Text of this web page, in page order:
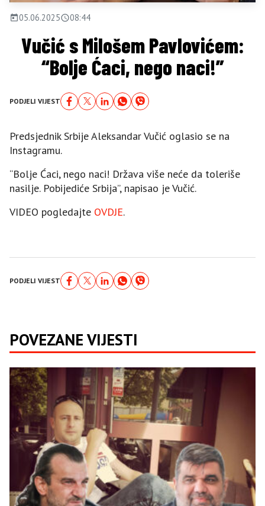
05.06.2025 08:44
Vučić s Milošem Pavlovićem:
“Bolje Ćaci, nego naci!”
PODJELI VIJEST
Predsjednik Srbije Aleksandar Vučić oglasio se na
Instagramu.
“Bolje Ćaci, nego naci! Država više neće da toleriše
nasilje. Pobijediće Srbija”, napisao je Vučić.
VIDEO pogledajte OVDJE.
PODJELI VIJEST
POVEZANE VIJESTI